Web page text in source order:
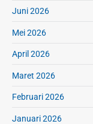
Juni 2026
Mei 2026
April 2026
Maret 2026
Februari 2026
Januari 2026